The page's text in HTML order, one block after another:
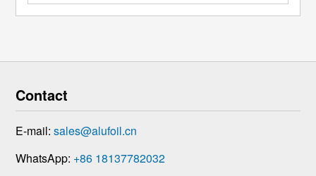
Contact
E-mail:sales@alufoil.cn
WhatsApp: +86 18137782032